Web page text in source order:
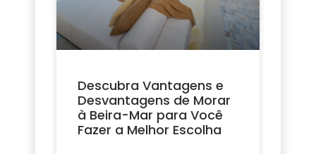
Descubra Vantagens e
Desvantagens de Morar
à Beira-Mar para Você
Fazer a Melhor Escolha